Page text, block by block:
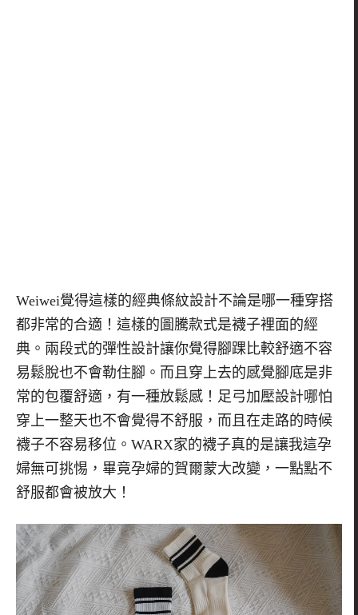
Weiwei覺得這樣的經典條紋設計不論是哪一種穿搭
都非常的合適！這樣的圖騰款式是襪子裡面的經
典。兩段式的彈性設計讓你覺得腳踝比較舒適不容
易鬆脫也不會勒住腳。而且穿上去的感覺腳底是非
常的包覆舒適，有一種放鬆感！足弓加壓設計哪怕
穿上一整天也不會覺得不舒服，而且在走路的時候
襪子不容易移位。 WARX家的襪子真的是讓我這孕
婦無可挑惕，畢竟孕婦的賀爾蒙大改變，一點點不
舒服都會被放大！